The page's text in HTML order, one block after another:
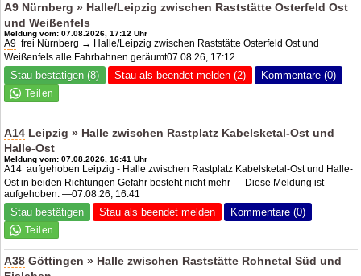
A9 Nürnberg » Halle/Leipzig zwischen Raststätte Osterfeld Ost
und Weißenfels
Meldung vom: 07.08.2026, 17:12 Uhr
A9 frei Nürnberg → Halle/Leipzig zwischen Raststätte Osterfeld Ost und
Weißenfels alle Fahrbahnen geräumt07.08.26, 17:12
Stau bestätigen (8) Stau als beendet melden (2) Kommentare (0)
A14 Leipzig » Halle zwischen Rastplatz Kabelsketal-Ost und
Halle-Ost
Meldung vom: 07.08.2026, 16:41 Uhr
A14 aufgehoben Leipzig - Halle zwischen Rastplatz Kabelsketal-Ost und Halle-
Ost in beiden Richtungen Gefahr besteht nicht mehr — Diese Meldung ist
aufgehoben. —07.08.26, 16:41
Stau bestätigen Stau als beendet melden Kommentare (0)
A38 Göttingen » Halle zwischen Raststätte Rohnetal Süd und